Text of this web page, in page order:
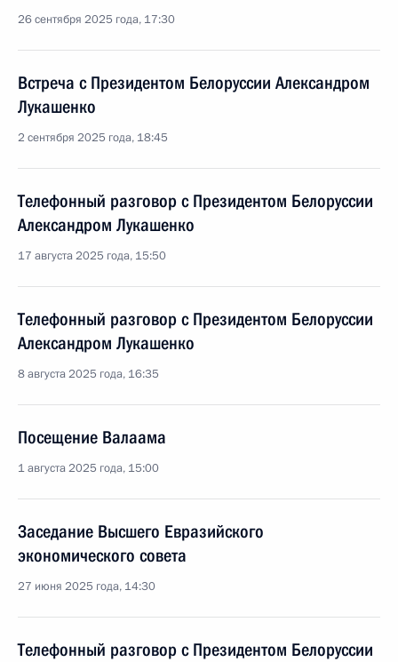
26 сентября 2025 года, 17:30
Встреча с Президентом Белоруссии Александром
Лукашенко
2 сентября 2025 года, 18:45
Телефонный разговор с Президентом Белоруссии
Александром Лукашенко
17 августа 2025 года, 15:50
Телефонный разговор с Президентом Белоруссии
Александром Лукашенко
8 августа 2025 года, 16:35
Посещение Валаама
1 августа 2025 года, 15:00
Заседание Высшего Евразийского
экономического совета
27 июня 2025 года, 14:30
Телефонный разговор с Президентом Белоруссии